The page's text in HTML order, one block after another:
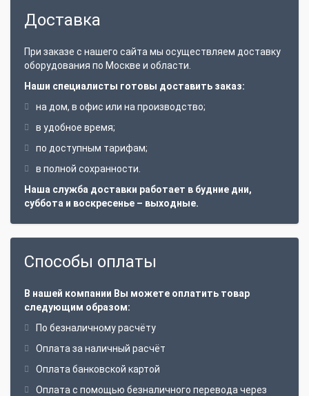
Доставка
При заказе с нашего сайта мы осуществляем доставку
оборудования по Москве и области.
Наши специалисты готовы доставить заказ:
на дом, в офис или на производство;
в удобное время;
по доступным тарифам;
в полной сохранности.
Наша служба доставки работает в будние дни,
суббота и воскресенье – выходные.
Способы оплаты
В нашей компании Вы можете оплатить товар
следующим образом:
По безналичному расчёту
Оплата за наличный расчёт
Оплата банковской картой
Оплата с помощью безналичного перевода через